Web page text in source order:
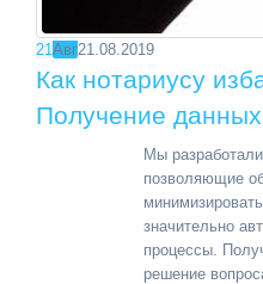
21Авг21.08.2019
Как нотариусу
Получение
Мы
позволяющие
значительно
процессы. П
решение